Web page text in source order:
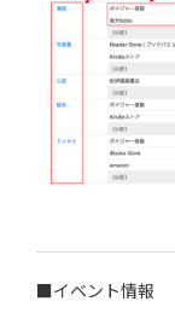
■イベント情報